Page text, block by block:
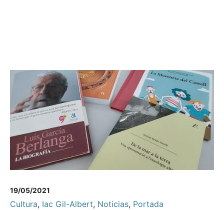
19/05/2021
Cultura, Iac Gil-Albert, Noticias, Portada